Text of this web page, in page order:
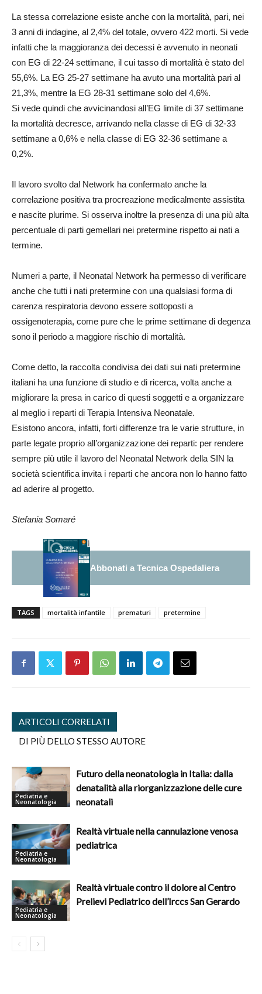
La stessa correlazione esiste anche con la mortalità, pari, nei
3 anni di indagine, al 2,4% del totale, ovvero 422 morti. Si vede
infatti che la maggioranza dei decessi è avvenuto in neonati
con EG di 22-24 settimane, il cui tasso di mortalità è stato del
55,6%. La EG 25-27 settimane ha avuto una mortalità pari al
21,3%, mentre la EG 28-31 settimane solo del 4,6%.
Si vede quindi che avvicinandosi all’EG limite di 37 settimane
la mortalità decresce, arrivando nella classe di EG di 32-33
settimane a 0,6% e nella classe di EG 32-36 settimane a
0,2%.
Il lavoro svolto dal Network ha confermato anche la
correlazione positiva tra procreazione medicalmente assistita
e nascite plurime. Si osserva inoltre la presenza di una più alta
percentuale di parti gemellari nei pretermine rispetto ai nati a
termine.
Numeri a parte, il Neonatal Network ha permesso di verificare
anche che tutti i nati pretermine con una qualsiasi forma di
carenza respiratoria devono essere sottoposti a
ossigenoterapia, come pure che le prime settimane di degenza
sono il periodo a maggiore rischio di mortalità.
Come detto, la raccolta condivisa dei dati sui nati pretermine
italiani ha una funzione di studio e di ricerca, volta anche a
migliorare la presa in carico di questi soggetti e a organizzare
al meglio i reparti di Terapia Intensiva Neonatale.
Esistono ancora, infatti, forti differenze tra le varie strutture, in
parte legate proprio all’organizzazione dei reparti: per rendere
sempre più utile il lavoro del Neonatal Network della SIN la
società scientifica invita i reparti che ancora non lo hanno fatto
ad aderire al progetto.
Stefania Somaré
Abbonati a Tecnica Ospedaliera
TAGS mortalità infantile prematuri pretermine
ARTICOLI CORRELATI
DI PIÙ DELLO STESSO AUTORE
Pediatria e
Neonatologia
Futuro della neonatologia in Italia: dalla
denatalità alla riorganizzazione delle cure
neonatali
Pediatria e
Neonatologia
Realtà virtuale nella cannulazione venosa
pediatrica
Pediatria e
Neonatologia
Realtà virtuale contro il dolore al Centro
Prelievi Pediatrico dell’Irccs San Gerardo